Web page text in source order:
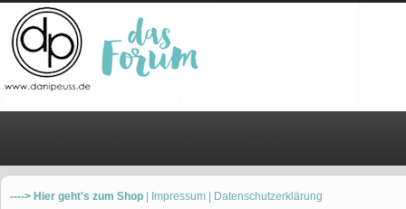
----> Hier geht's zum Shop | Impressum | Datenschutzerklärung